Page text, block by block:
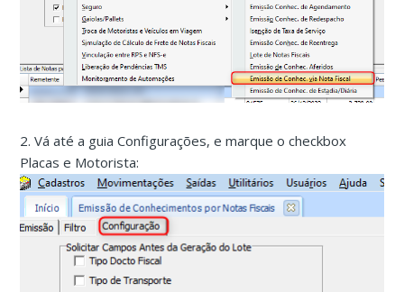
2. Vá até a guia Configurações, e marque o checkbox
Placas e Motorista: